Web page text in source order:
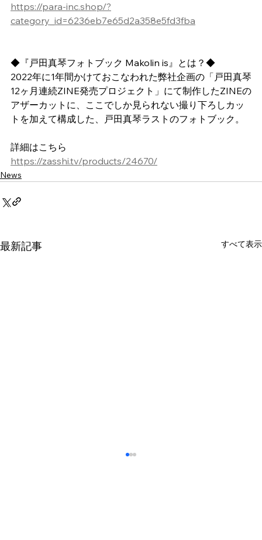
https://para-inc.shop/?
category_id=6236eb7e65d2a358e5fd3fba
◆『戸田真琴フォトブック Makolin is』とは？◆
2022年に1年間かけておこなわれた弊社企画の「戸田真琴
12ヶ月連続ZINE発売プロジェクト」にて制作したZINEの
アザーカットに、ここでしか見られない撮り下ろしカッ
トを加えて構成した、戸田真琴ラストのフォトブック。
詳細はこちら
https://zasshi.tv/products/24670/
News
最新記事 すべて表示